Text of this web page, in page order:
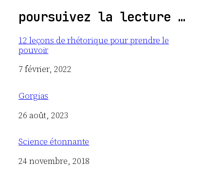
poursuivez la lecture …
12 leçons de rhétorique pour prendre le
pouvoir
Date
7 février, 2022
Gorgias
Date
26 août, 2023
Science étonnante
Date
24 novembre, 2018